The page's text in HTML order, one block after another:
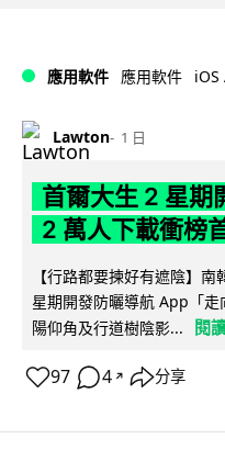
應用軟件 應用軟件 iOS
Lawton 1 日
首爾大生 2 星期
2 萬人下載衝榜
【行路都要揀好有遮陰】
星期開發防曬導航 App「
陽仰角及行道樹陰影...
閱
97 4 ↗ 分享